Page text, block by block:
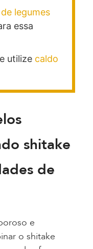
legumes
essa
utilize caldo
shitake
de
e
o shitake